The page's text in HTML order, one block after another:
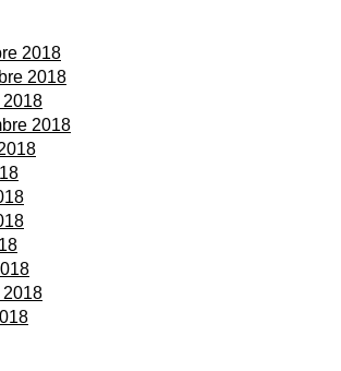
2018
2018
2018
2018
2018